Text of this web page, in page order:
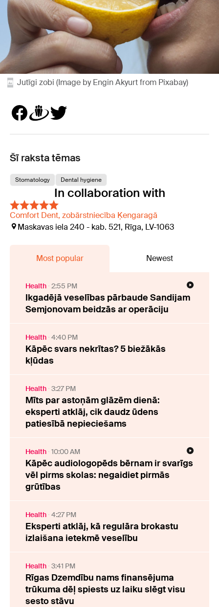
Jutīgi zobi (Image by Engin Akyurt from Pixabay)
Šī raksta tēmas
Stomatology Dental hygiene
In collaboration with
Comfort Dent, zobārstniecība Ķengaragā
Maskavas iela 240 - kab. 521, Rīga, LV-1063
Most popular Newest
Health 2:55 PM
Ikgadējā veselības pārbaude Sandijam
Semjonovam beidzās ar operāciju
Health 4:40 PM
Kāpēc svars nekrītas? 5 biežākās
kļūdas
Health 3:27 PM
Mīts par astoņām glāzēm dienā:
eksperti atklāj, cik daudz ūdens
patiesībā nepieciešams
Health 10:00 AM
Kāpēc audiologopēds bērnam ir svarīgs
vēl pirms skolas: negaidiet pirmās
grūtības
Health 4:27 PM
Eksperti atklāj, kā regulāra brokastu
izlaišana ietekmē veselību
Health 3:41 PM
Rīgas Dzemdību nams finansējuma
trūkuma dēļ spiests uz laiku slēgt visu
sesto stāvu